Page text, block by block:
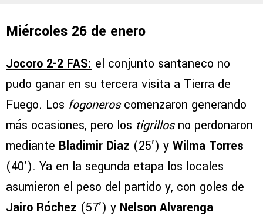
Miércoles 26 de enero
Jocoro 2-2 FAS: el conjunto santaneco no
pudo ganar en su tercera visita a Tierra de
Fuego. Los fogoneroscomenzaron generando
más ocasiones, pero los tigrillosno perdonaron
mediante Bladimir Diaz (25′) y Wilma Torres
(40′). Ya en la segunda etapa los locales
asumieron el peso del partido y, con goles de
Jairo Róchez (57′) y Nelson Alvarenga